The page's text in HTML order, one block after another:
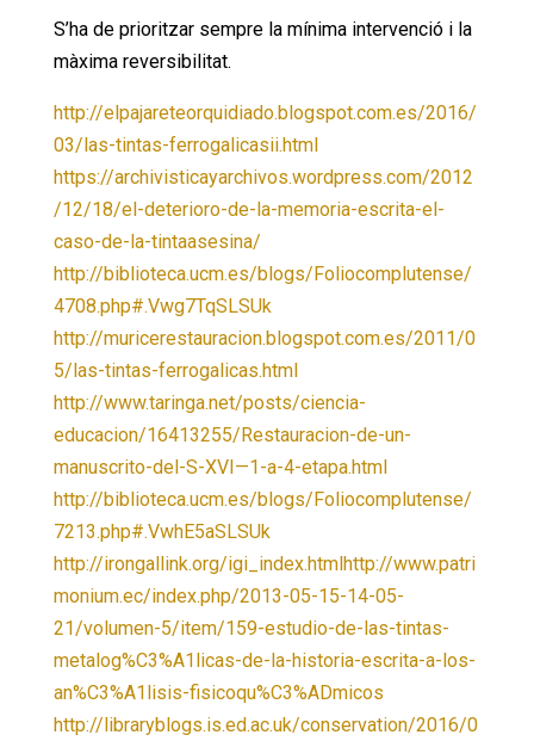
S’ha de prioritzar sempre la mínima intervenció i la
màxima reversibilitat.
http://elpajareteorquidiado.blogspot.com.es/2016/
03/las-tintas-ferrogalicasii.html
https://archivisticayarchivos.wordpress.com/2012
/12/18/el-deterioro-de-la-memoria-escrita-el-
caso-de-la-tintaasesina/
http://biblioteca.ucm.es/blogs/Foliocomplutense/
4708.php#.Vwg7TqSLSUk
http://muricerestauracion.blogspot.com.es/2011/0
5/las-tintas-ferrogalicas.html
http://www.taringa.net/posts/ciencia-
educacion/16413255/Restauracion-de-un-
manuscrito-del-S-XVI—1-a-4-etapa.html
http://biblioteca.ucm.es/blogs/Foliocomplutense/
7213.php#.VwhE5aSLSUk
http://irongallink.org/igi_index.htmlhttp://www.patri
monium.ec/index.php/2013-05-15-14-05-
21/volumen-5/item/159-estudio-de-las-tintas-
metalog%C3%A1licas-de-la-historia-escrita-a-los-
an%C3%A1lisis-fisicoqu%C3%ADmicos
http://libraryblogs.is.ed.ac.uk/conservation/2016/0